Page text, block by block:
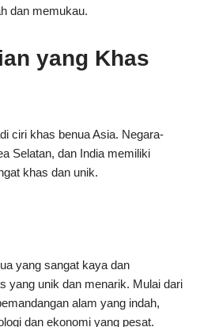
dan memukau.
yang Khas
ciri khas benua Asia. Negara-
Selatan, dan India memiliki
khas dan unik.
yang sangat kaya dan
yang unik dan menarik. Mulai dari
alam yang indah,
dan ekonomi yang pesat.